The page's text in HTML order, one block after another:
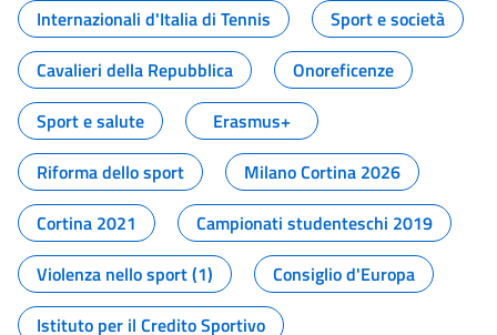
Internazionali d'Italia di Tennis
Sport e società
Cavalieri della Repubblica
Onoreficenze
Sport e salute
Erasmus+
Riforma dello sport
Milano Cortina 2026
Cortina 2021
Campionati studenteschi 2019
Violenza nello sport (1)
Consiglio d'Europa
Istituto per il Credito Sportivo